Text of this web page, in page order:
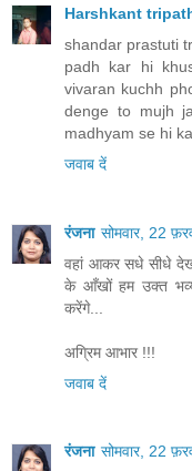
Harshkant
shandar prastuti
padh kar hi
vivaran kuchh
denge to mujh
madhyam se hi
जवाब दें
रंजना सोमवार, 22
वहां आकर सधे सीधे देख
के आँखों हम उक्त
करेंगे...
अग्रिम आभार !!!
जवाब दें
रंजना सोमवार, 22